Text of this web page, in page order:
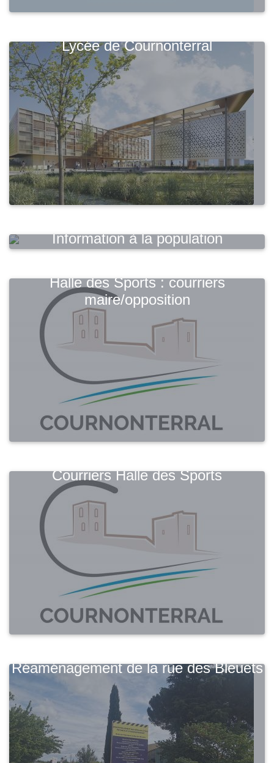
Lycée de Cournonterral
Information à la population
Halle des Sports : courriers
maire/opposition
Courriers Halle des Sports
Réaménagement de la rue des Bleuets